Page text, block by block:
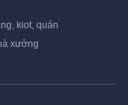
kiot, quán
xưởng